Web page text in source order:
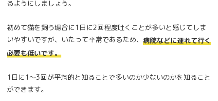
るようにしましょう。
初めて猫を飼う場合に1日に2回程度吐くことが多いと感じてしま
いやすいですが、いたって平常であるため、 病院などに連れて行く
必要も低いです。
1日に1～3回が平均的と知ることで多いのか少ないのかを知ること
ができます。